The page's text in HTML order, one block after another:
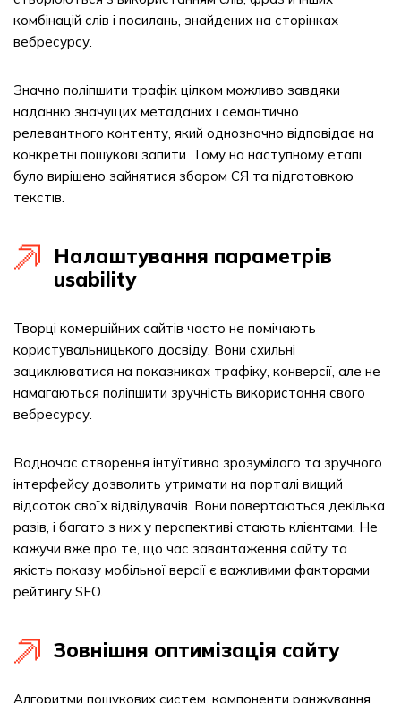
комбінацій слів і посилань, знайдених на сторінках
вебресурсу.
Значно поліпшити трафік цілком можливо завдяки
наданню значущих метаданих і семантично
релевантного контенту, який однозначно відповідає на
конкретні пошукові запити. Тому на наступному етапі
було вирішено зайнятися збором СЯ та підготовкою
текстів.
Налаштування параметрів
usability
Творці комерційних сайтів часто не помічають
користувальницького досвіду. Вони схильні
зациклюватися на показниках трафіку, конверсії, але не
намагаються поліпшити зручність використання свого
вебресурсу.
Водночас створення інтуїтивно зрозумілого та зручного
інтерфейсу дозволить утримати на порталі вищий
відсоток своїх відвідувачів. Вони повертаються декілька
разів, і багато з них у перспективі стають клієнтами. Не
кажучи вже про те, що час завантаження сайту та
якість показу мобільної версії є важливими факторами
рейтингу SEO.
Зовнішня оптимізація сайту
Алгоритми пошукових систем, компоненти ранжування